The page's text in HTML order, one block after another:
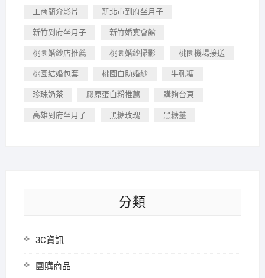
工商簡介影片 新北市到府坐月子
新竹到府坐月子 新竹婚宴會館
桃園婚紗店推薦 桃園婚紗攝影 桃園機場接送
桃園結婚包套 桃園自助婚紗 牛軋糖
珍珠奶茶 膠原蛋白粉推薦 購夠台東
高雄到府坐月子 黑糖玫瑰 黑糖薑
分類
3C資訊
團購商品